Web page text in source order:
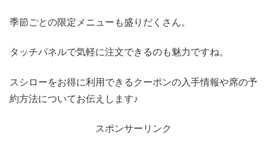
季節ごとの限定メニューも盛りだくさん。
タッチパネルで気軽に注文できるのも魅力ですね。
スシローをお得に利用できるクーポンの入手情報や席の予
約方法についてお伝えします♪
スポンサーリンク